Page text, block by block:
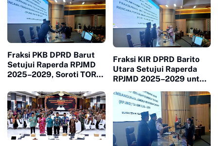
Fraksi PKB DPRD Barut
Setujui Raperda RPJMD
2025–2029, Soroti TORA
Ruang
Fraksi KIR DPRD Barito
Utara Setujui Raperda
RPJMD 2025–2029 untuk